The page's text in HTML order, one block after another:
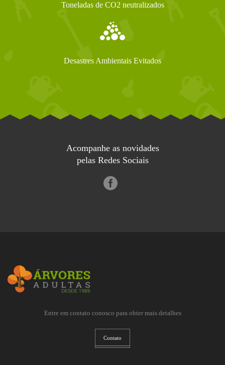
Toneladas de CO2 neutralizados
Desastres Ambientais Evitados
Acompanhe as novidades
pelas Redes Sociais
Entre em contato conosco para obter mais detalhes
Contato